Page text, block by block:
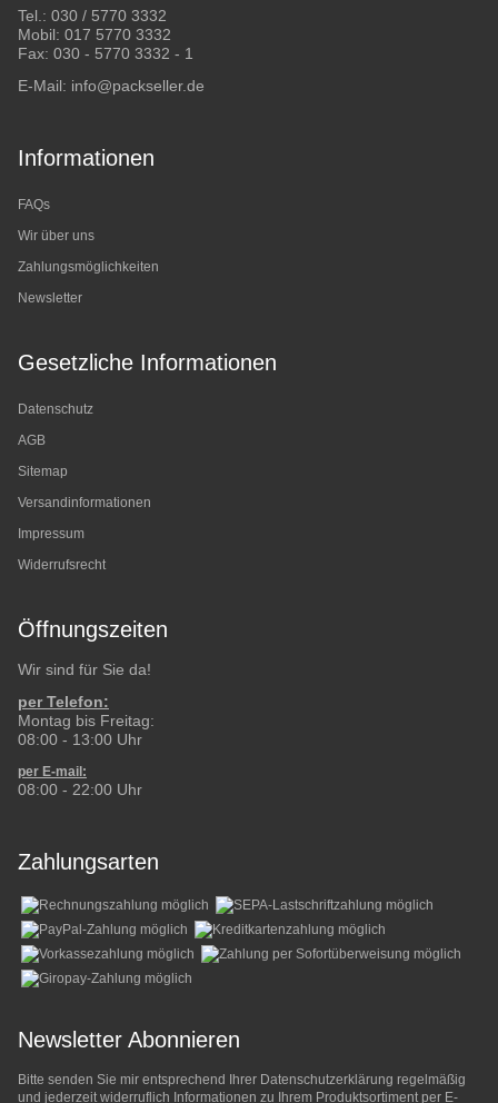
Tel.: 030 / 5770 3332
Mobil: 017 5770 3332
Fax: 030 - 5770 3332 - 1
E-Mail: info@packseller.de
Informationen
FAQs
Wir über uns
Zahlungsmöglichkeiten
Newsletter
Gesetzliche Informationen
Datenschutz
AGB
Sitemap
Versandinformationen
Impressum
Widerrufsrecht
Öffnungszeiten
Wir sind für Sie da!
per Telefon:
Montag bis Freitag:
08:00 - 13:00 Uhr
per E-mail:
08:00 - 22:00 Uhr
Zahlungsarten
Newsletter Abonnieren
Bitte senden Sie mir entsprechend Ihrer Datenschutzerklärung regelmäßig
und jederzeit widerruflich Informationen zu Ihrem Produktsortiment per E-